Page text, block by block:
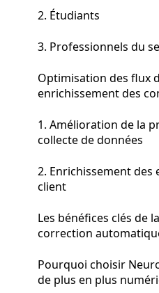
2. Étudiants
3. Professionnels du
Optimisation des flux
enrichissement des
1. Amélioration de la
collecte de données
2. Enrichissement des
client
Les bénéfices clés de
correction
Pourquoi choisir
de plus en plus